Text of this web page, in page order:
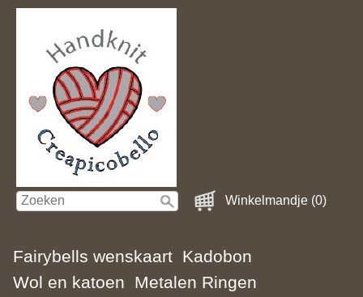
Winkelmandje (0)
Fairybells wenskaart Kadobon
Wol en katoen
Metalen Ringen